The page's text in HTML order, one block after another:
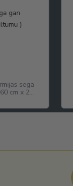
gan
)
sega
cm x 210